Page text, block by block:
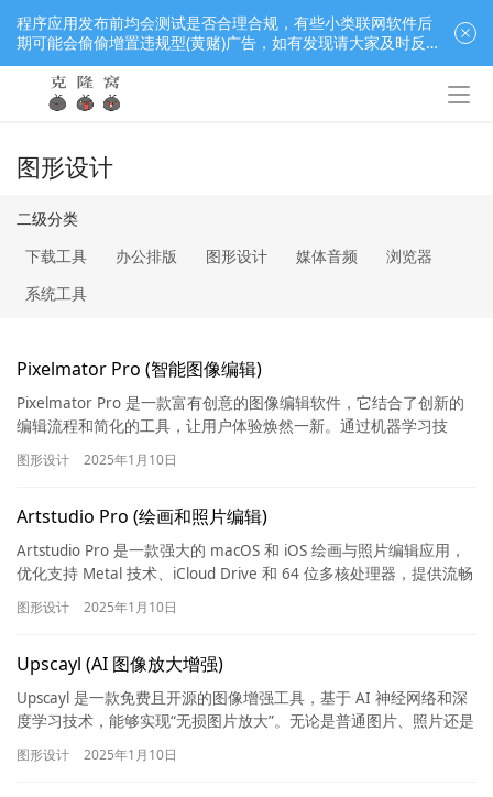
图形设计
二级分类
下载工具
办公排版 图形设计 媒体音频
浏览器
系统工具
Pixelmator Pro (智能图像编辑)
Pixelmator Pro 是一款富有创意的图像编辑软件，它结合了创新的
编辑流程和简化的工具，让用户体验焕然一新。通过机器学习技
术，它引入了智能化的图像编辑功能，使操作更加便捷。…
图形设计 2025年1月10日
Artstudio Pro (绘画和照片编辑)
Artstudio Pro 是一款强大的 macOS 和 iOS 绘画与照片编辑应用，
优化支持 Metal 技术、iCloud Drive 和 64 位多核处理器，提供流畅
工作流程…
图形设计 2025年1月10日
Upscayl (AI 图像放大增强)
Upscayl 是一款免费且开源的图像增强工具，基于 AI 神经网络和深
度学习技术，能够实现“无损图片放大”。无论是普通图片、照片还是
壁纸，都可以通过该软件轻松放大至高清、超高清甚…
图形设计 2025年1月10日
程序应用发布前均会测试是否合理合规，有些小类联网软件后
期可能会偷偷增置违规型(黄赌)广告，如有发现请大家及时反
馈窝长进行处理，共同监督维护良好的程序应用下载社区！